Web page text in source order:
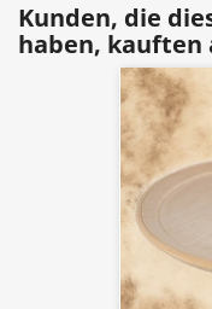
Kunden, die
haben, kauften